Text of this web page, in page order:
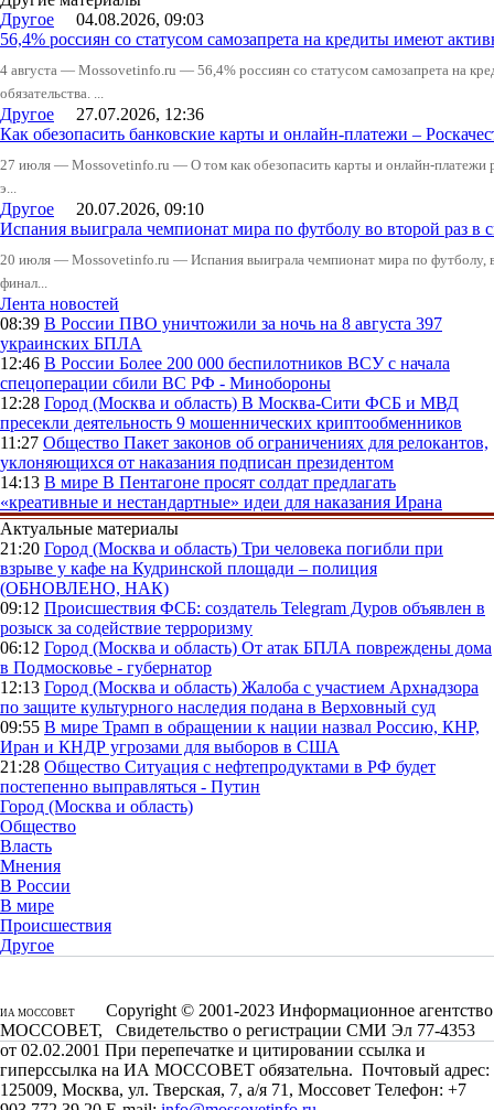
Другое 04.08.2026, 09:03
56,4% россиян со статусом самозапрета на кредиты имеют
4 августа — Mossovetinfo.ru — 56,4% россиян со статусом самозапрета на
обязательства. ...
Другое 27.07.2026, 12:36
Как обезопасить банковские карты и онлайн-платежи –
27 июля — Mossovetinfo.ru — О том как обезопасить карты и онлайн-платежи
э...
Другое 20.07.2026, 09:10
Испания выиграла чемпионат мира по футболу во второй раз в
20 июля — Mossovetinfo.ru — Испания выиграла чемпионат мира по футболу,
финал...
Лента новостей
08:39 В России ПВО уничтожили за ночь на 8 августа 397
украинских БПЛА
12:46 В России Более 200 000 беспилотников ВСУ с начала
спецоперации сбили ВС РФ - Минобороны
12:28 Город (Москва и область) В Москва-Сити ФСБ и МВД
пресекли деятельность 9 мошеннических криптообменников
11:27 Общество Пакет законов об ограничениях для релокантов,
уклоняющихся от наказания подписан президентом
14:13 В мире В Пентагоне просят солдат предлагать
«креативные и нестандартные» идеи для наказания Ирана
Актуальные материалы
21:20 Город (Москва и область) Три человека погибли при
взрыве у кафе на Кудринской площади – полиция
(ОБНОВЛЕНО, НАК)
09:12 Происшествия ФСБ: создатель Telegram Дуров объявлен в
розыск за содействие терроризму
06:12 Город (Москва и область) От атак БПЛА повреждены дома
в Подмосковье - губернатор
12:13 Город (Москва и область) Жалоба с участием Архнадзора
по защите культурного наследия подана в Верховный суд
09:55 В мире Трамп в обращении к нации назвал Россию, КНР,
Иран и КНДР угрозами для выборов в США
21:28 Общество Ситуация с нефтепродуктами в РФ будет
постепенно выправляться - Путин
Город (Москва и область)
Общество
Власть
Мнения
В России
В мире
Происшествия
Другое
ИА МОССОВЕТ
Copyright © 2001-2023 Информационное агентство
МОССОВЕТ, Свидетельство о регистрации СМИ Эл 77-4353
от 02.02.2001 При перепечатке и цитировании ссылка и
гиперссылка на ИА МОССОВЕТ обязательна. Почтовый адрес:
125009, Москва, ул. Тверская, 7, а/я 71, Моссовет Телефон: +7